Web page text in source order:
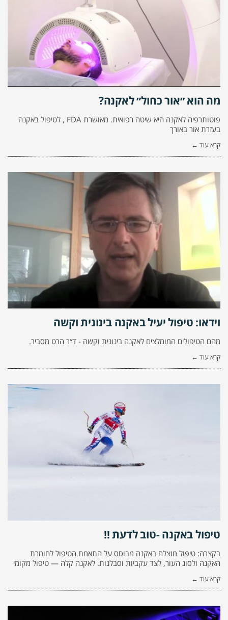
מה הוא ״אור כחול״ לאקנה?
פוטותרפיה לאקנה היא שיטה רפואית. מאושרת FDA , לטיפול באקנה
בעזרת אור באורך
קרא עוד ←
וידאו: טיפול יעיל באקנה בינונית וקשה
מהם הטיפולים המומלצים לאקנה בינונית וקשה - ד״ר הרט מסביר.
קרא עוד ←
טיפול באקנה -טוב לדעת !!
בקצרה: טיפול מוצלח באקנה מבוסס על התאמת הטיפול לחומרת
האקנה ולסוג העור, לצד עקביות וסבלנות. לאקנה קלה — טיפול מקומי
קרא עוד ←